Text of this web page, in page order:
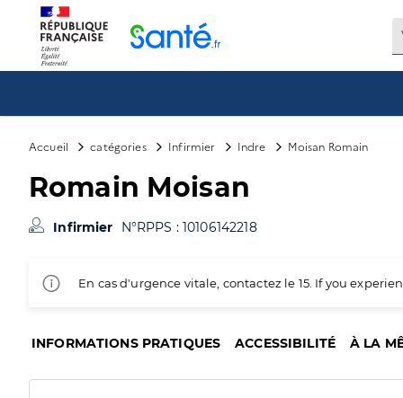
Accueil catégories Infirmier Indre Moisan Romain
Romain Moisan
Infirmier N°RPPS : 10106142218
En cas d'urgence vitale, contactez le 15. If you
INFORMATIONS PRATIQUES ACCESSIBILITÉ À LA
Panneau de gestion des cookies